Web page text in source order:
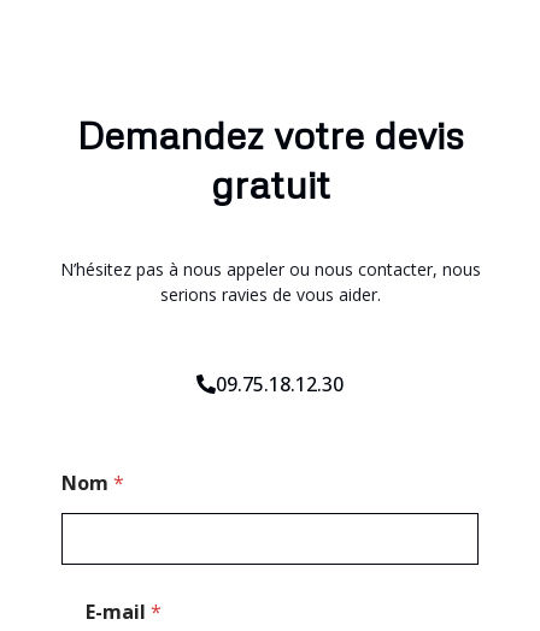
Demandez votre devis
gratuit
N’hésitez pas à nous appeler ou nous contacter, nous
serions ravies de vous aider.
09.75.18.12.30
e
s
Nom *
E-mail *